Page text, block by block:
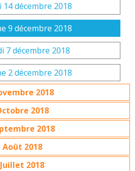
14 décembre 2018
9 décembre 2018
7 décembre 2018
2 décembre 2018
2018
2018
2018
Août 2018
Juillet 2018